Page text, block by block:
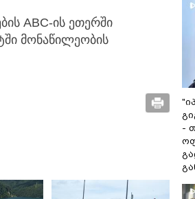
ABC-ის ეთერში
მონაწილეობის
-